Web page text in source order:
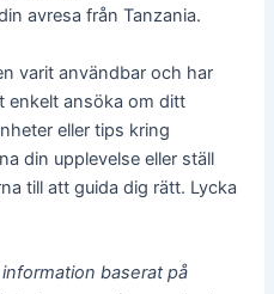
avresa från Tanzania.
varit användbar och har
enkelt ansöka om ditt
eller tips kring
din upplevelse eller ställ
till att guida dig rätt. Lycka
baserat på